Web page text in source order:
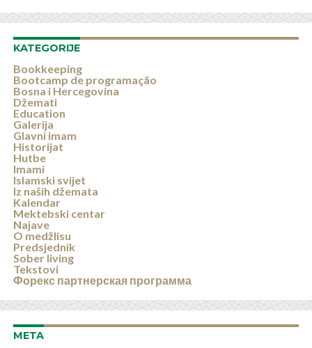
KATEGORIJE
Bookkeeping
Bootcamp de programação
Bosna i Hercegovina
Džemati
Education
Galerija
Glavni imam
Historijat
Hutbe
Imami
Islamski svijet
Iz naših džemata
Kalendar
Mektebski centar
Najave
O medžlisu
Predsjednik
Sober living
Tekstovi
Форекс партнерская программа
META